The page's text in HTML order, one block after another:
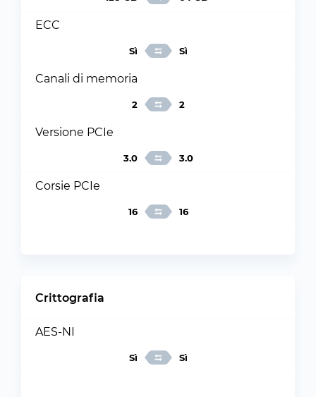
ECC
Sì Sì
Canali di memoria
2 2
Versione PCIe
3.0 3.0
Corsie PCIe
16 16
Crittografia
AES-NI
Sì Sì